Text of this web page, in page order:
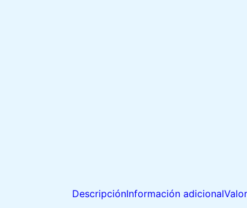
DescripciónInformación adicional